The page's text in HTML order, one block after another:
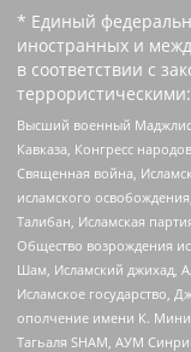
* Единый
иностранных и
в соответствии с
террористическими:
Высший военный
Кавказа, Конгресс
Священная война,
исламского
Талибан, Исламская
Общество возрождения
Шам, Исламский джихад,
Исламское государство,
ополчение имени К.
Тагьаля SHAM, АУМ